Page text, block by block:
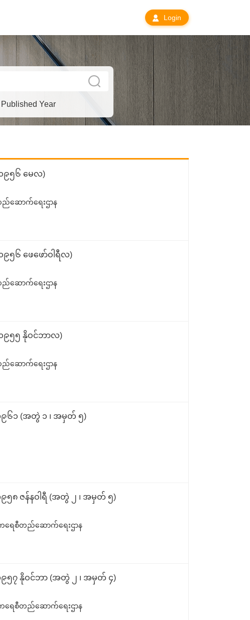
Login
Published Year
၉၅၆ မေလ)
ည်ဆောက်ရေးဌာန
၉၅၆ ဖေဖော်ဝါရီလ)
ည်ဆောက်ရေးဌာန
၁၉၅၅ နိုဝင်ဘာလ)
ည်ဆောက်ရေးဌာန
၉၆၁ (အတွဲ ၁ ၊ အမှတ် ၅)
၅၈ ဇန်နဝါရီ (အတွဲ ၂ ၊ အမှတ် ၅)
မိုကရေစီတည်ဆောက်ရေးဌာန
၉၅၇ နိုဝင်ဘာ (အတွဲ ၂ ၊ အမှတ် ၄)
မိုကရေစီတည်ဆောက်ရေးဌာန